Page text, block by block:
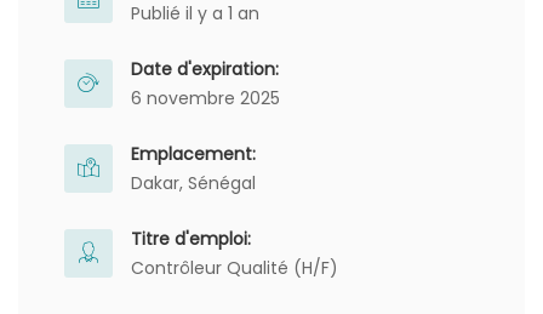
Publié il y a 1 an
Date d'expiration:
6 novembre 2025
Emplacement:
Dakar, Sénégal
Titre d'emploi:
Contrôleur Qualité (H/F)